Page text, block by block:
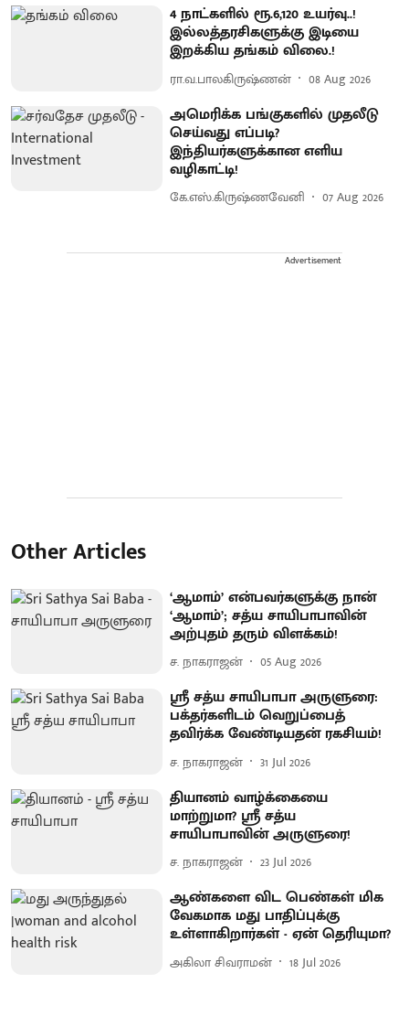
4 நாட்களில் ரூ.6,120 உயர்வு..!
இல்லத்தரசிகளுக்கு இடியை
இறக்கிய தங்கம் விலை.!
ரா.வ.பாலகிருஷ்ணன் 08 Aug 2026
அமெரிக்க பங்குகளில் முதலீடு
செய்வது எப்படி?
இந்தியர்களுக்கான எளிய
வழிகாட்டி!
கே.எஸ்.கிருஷ்ணவேனி 07 Aug 2026
Advertisement
Other Articles
‘ஆமாம்’ என்பவர்களுக்கு நான்
‘ஆமாம்’; சத்ய சாயிபாபாவின்
அற்புதம் தரும் விளக்கம்!
ச. நாகராஜன் 05 Aug 2026
ஶ்ரீ சத்ய சாயிபாபா அருளுரை:
பக்தர்களிடம் வெறுப்பைத்
தவிர்க்க வேண்டியதன் ரகசியம்!
ச. நாகராஜன் 31 Jul 2026
தியானம் வாழ்க்கையை
மாற்றுமா? ஶ்ரீ சத்ய
சாயிபாபாவின் அருளுரை!
ச. நாகராஜன் 23 Jul 2026
ஆண்களை விட பெண்கள் மிக
வேகமாக மது பாதிப்புக்கு
உள்ளாகிறார்கள் - ஏன் தெரியுமா?
அகிலா சிவராமன் 18 Jul 2026